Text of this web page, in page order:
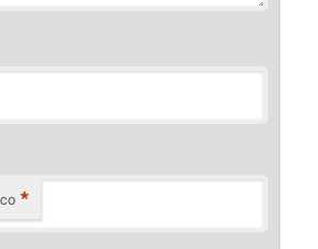
*